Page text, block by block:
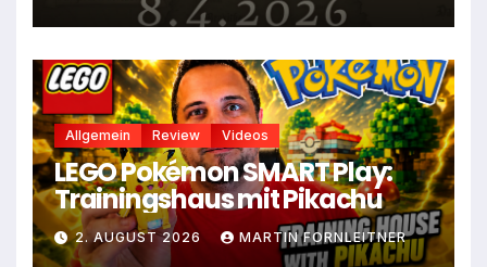
Allgemein Review Videos
LEGO Pokémon SMART Play:
Trainingshaus mit Pikachu
2. AUGUST 2026 MARTIN FORNLEITNER